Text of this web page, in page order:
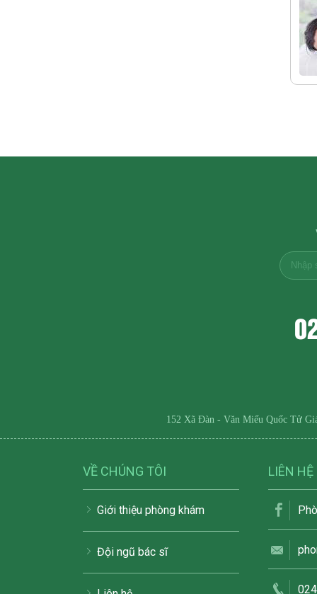
152 Xã Đàn - Văn Miếu Quốc Tử
VỀ CHÚNG TÔI
Giới thiệu phòng khám
Đội ngũ bác sĩ
LIÊN HỆ